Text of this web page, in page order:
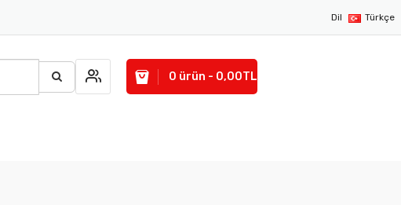
Dil Türkçe
0 ürün - 0,00TL